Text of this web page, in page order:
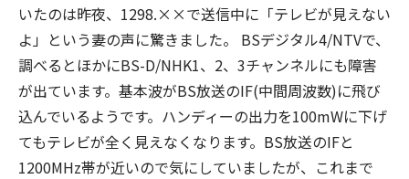
いたのは昨夜、1298.××で送信中に「テレビが見えない
よ」という妻の声に驚きました。 BSデジタル4/NTVで、
調べるとほかにBS-D/NHK1、2、3チャンネルにも障害
が出ています。基本波がBS放送のIF(中間周波数)に飛び
込んでいるようです。ハンディーの出力を100mWに下げ
てもテレビが全く見えなくなります。BS放送のIFと
1200MHz帯が近いので気にしていましたが、これまで